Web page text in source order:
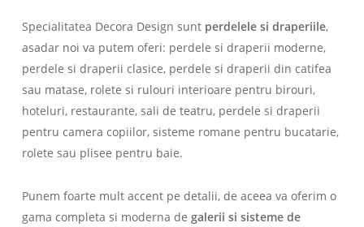
Specialitatea Decora Design sunt perdelele si draperiile,
asadar noi va putem oferi: perdele si draperii moderne,
perdele si draperii clasice, perdele si draperii din catifea
sau matase, rolete si rulouri interioare pentru birouri,
hoteluri, restaurante, sali de teatru, perdele si draperii
pentru camera copiilor, sisteme romane pentru bucatarie,
rolete sau plisee pentru baie.
Punem foarte mult accent pe detalii, de aceea va oferim o
gama completa si moderna de galerii si sisteme de